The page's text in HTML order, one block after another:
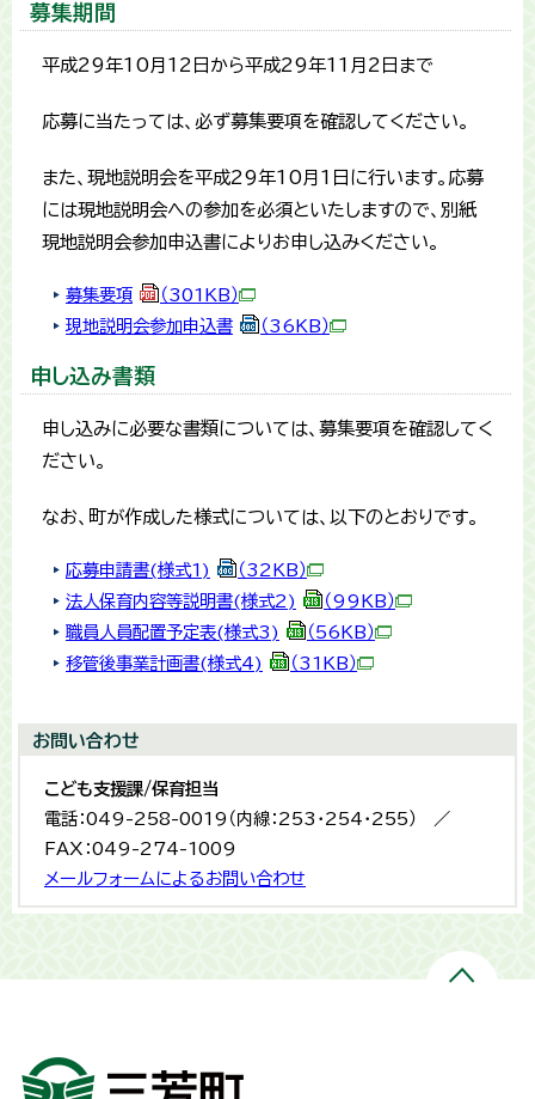
募集期間
平成29年10月12日から平成29年11月2日まで
応募に当たっては、必ず募集要項を確認してください。
また、現地説明会を平成29年10月1日に行います。応募
には現地説明会への参加を必須といたしますので、別紙
現地説明会参加申込書によりお申し込みください。
募集要項
（301KB）
現地説明会参加申込書
（36KB）
申し込み書類
申し込みに必要な書類については、募集要項を確認してく
ださい。
なお、町が作成した様式については、以下のとおりです。
応募申請書(様式1)
（32KB）
法人保育内容等説明書(様式2)
（99KB）
職員人員配置予定表(様式3)
（56KB）
移管後事業計画書(様式4)
（31KB）
お問い合わせ
こども支援課/保育担当
電話：049-258-0019（内線：253・254・255） ／
FAX：049-274-1009
メールフォームによるお問い合わせ